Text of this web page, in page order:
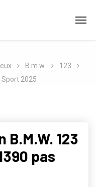
B.m.w.
123
Sport 2025
B.M.W. 123
pas